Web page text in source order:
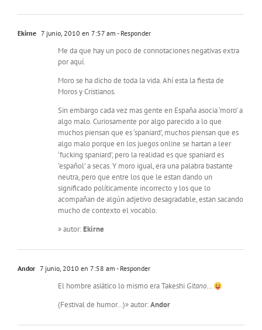
Ekirne 7 junio, 2010 en 7:57 am - Responder
Me da que hay un poco de connotaciones negativas extra
por aquí.
Moro se ha dicho de toda la vida. Ahí esta la fiesta de
Moros y Cristianos.
Sin embargo cada vez mas gente en España asocia ‘moro’ a
algo malo. Curiosamente por algo parecido a lo que
muchos piensan que es ‘spaniard’, muchos piensan que es
algo malo porque en los juegos online se hartan a leer
‘fucking spaniard’, pero la realidad es que spaniard es
‘español’ a secas. Y moro igual, era una palabra bastante
neutra, pero que entre los que le estan dando un
significado políticamente incorrecto y los que lo
acompañan de algún adjetivo desagradable, estan sacando
mucho de contexto el vocablo.
» autor:Ekirne
Andor 7 junio, 2010 en 7:58 am - Responder
El hombre asiático lo mismo era Takeshi Gitano…
(Festival de humor…)» autor:Andor